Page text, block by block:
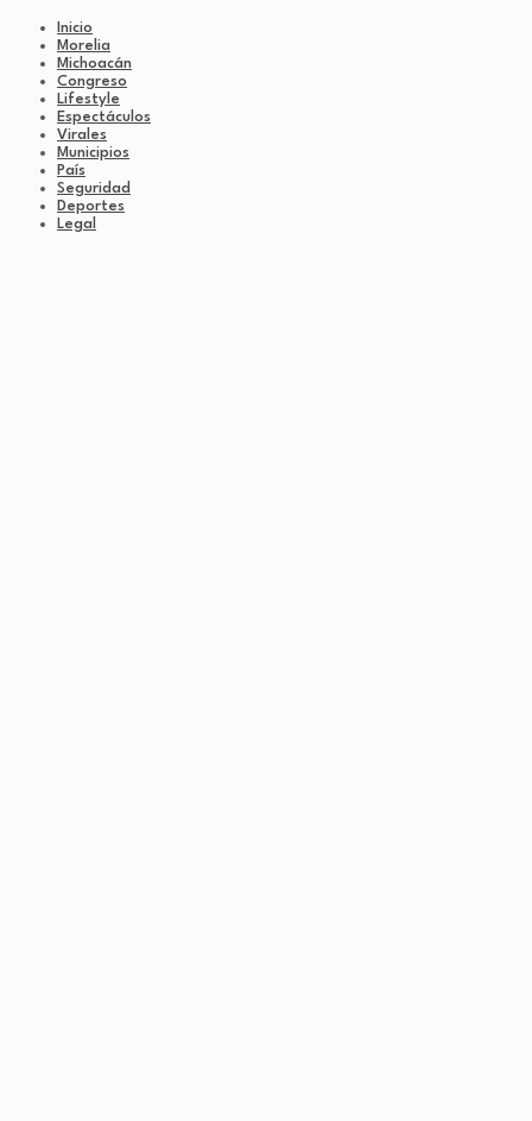
Inicio
Morelia
Michoacán
Congreso
Lifestyle
Espectáculos
Virales
Municipios
País
Seguridad
Deportes
Legal